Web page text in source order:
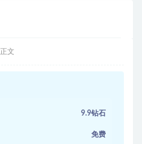
正文
9.9钻石
免费